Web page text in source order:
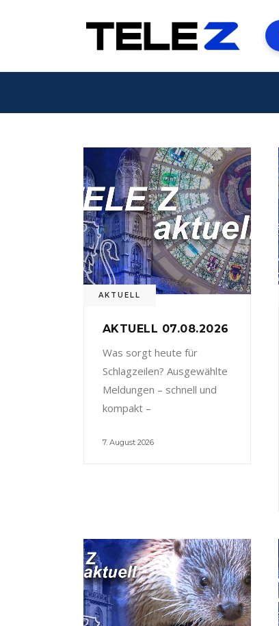
AKTUELL
AKTUELL 07.08.2026
Was sorgt heute für
Schlagzeilen? Ausgewählte
Meldungen – schnell und
kompakt –
7. August 2026